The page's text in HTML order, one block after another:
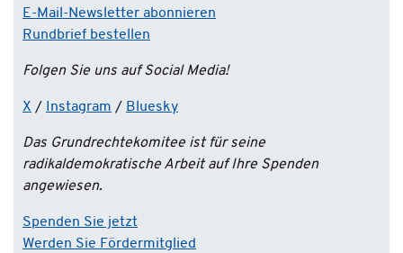
E-Mail-Newsletter abonnieren
Rundbrief bestellen
Folgen Sie uns auf Social Media!
X / Instagram / Bluesky
Das Grundrechtekomitee ist für seine
radikaldemokratische Arbeit auf Ihre Spenden
angewiesen.
Spenden Sie jetzt
Werden Sie Fördermitglied